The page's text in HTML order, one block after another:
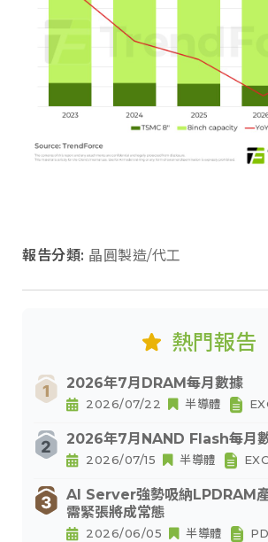
報告分類: 晶圓製造/代工
熱門報告
2026年7月DRAM每月數據
2026/07/22 半導體
2026年7月NAND Flash每月
2026/07/15 半導體
AI Server強勢吸納LPDRAM
需緊張將成常態
2026/06/05 半導體